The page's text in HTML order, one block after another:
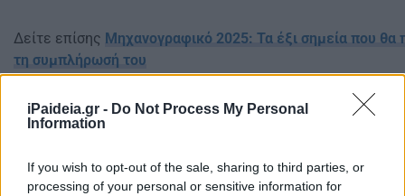
iPaideia.gr - Do Not Process My Personal
Information
If you wish to opt-out of the sale, sharing to third parties, or
processing of your personal or sensitive information for
Δείτε επίσης Μηχανογραφικό 2025: Τα έξι σημεία που θα
τη συμπλήρωσή του